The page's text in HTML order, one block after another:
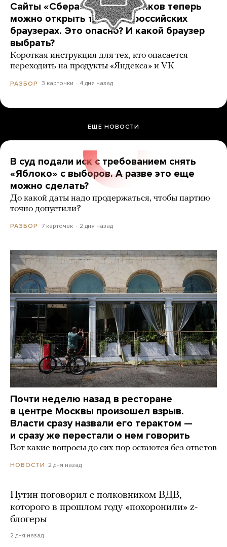
Сайты «Сбера» и других банков теперь
можно открыть только в российских
браузерах. Это опасно? И какой браузер
выбрать?
Короткая инструкция для тех, кто опасается
переходить на продукты «Яндекса» и VK
РАЗБОР 3 карточки 4 дня назад
ЕЩЕ НОВОСТИ
В суд подали иск с требованием снять
«Яблоко» с выборов. А разве это еще
можно сделать?
До какой даты надо продержаться, чтобы партию
точно допустили?
РАЗБОР 7 карточек 2 дня назад
Почти неделю назад в ресторане
в центре Москвы произошел взрыв.
Власти сразу назвали его терактом —
и сразу же перестали о нем говорить
Вот какие вопросы до сих пор остаются без ответов
НОВОСТИ 2 дня назад
Путин поговорил с полковником ВДВ,
которого в прошлом году «похоронили» z-
блогеры
2 дня назад